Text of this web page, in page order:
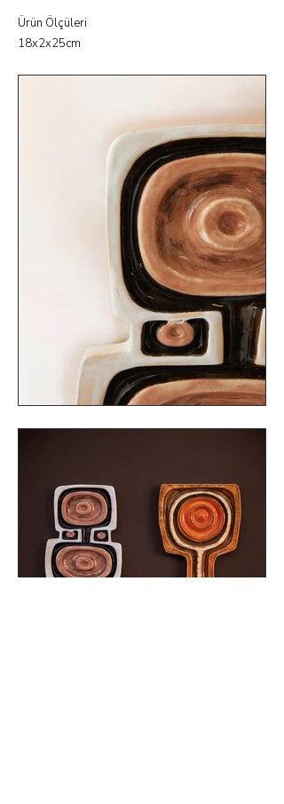
Ürün Ölçüleri
18x2x25cm